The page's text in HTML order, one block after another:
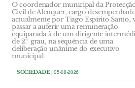
O coordenador municipal da
Civil de Alenquer, cargo
actualmente por Tiago Espírito Santo,
passar a auferir uma remuneração
equiparada à de um dirigente
de 2.º grau, na sequência de uma
deliberação unânime do executivo
municipal.
SOCIEDADE| 05-08-2026